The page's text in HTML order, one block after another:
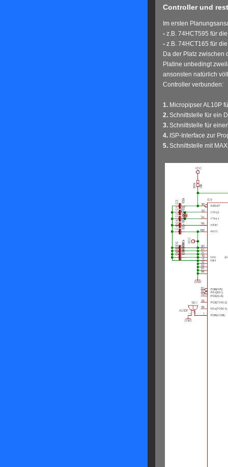
Controller und
Im ersten
- z.B. 74HCT595 für
- z.B. 74HCT165 für
Da der Platz zwischen
Platine unbedingt
ansonsten natürlich
Controller verbunden:
1. Micropipser AL10P
2. Schnittstelle für ein
3. Schnittstelle für
4. ISP-Interface zur
5. Schnittstelle mit